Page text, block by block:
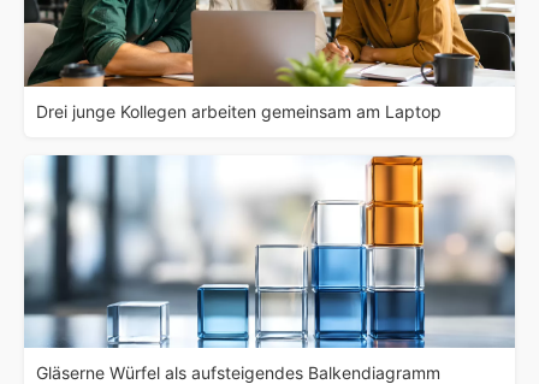
Drei junge Kollegen arbeiten gemeinsam am Laptop
Gläserne Würfel als aufsteigendes Balkendiagramm